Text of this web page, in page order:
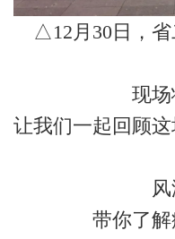
△12月30日，
现场
让我们一起回顾
带你了